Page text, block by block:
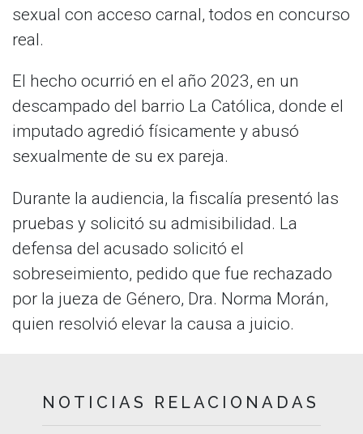
sexual con acceso carnal, todos en concurso
real.
El hecho ocurrió en el año 2023, en un
descampado del barrio La Católica, donde el
imputado agredió físicamente y abusó
sexualmente de su ex pareja.
Durante la audiencia, la fiscalía presentó las
pruebas y solicitó su admisibilidad. La
defensa del acusado solicitó el
sobreseimiento, pedido que fue rechazado
por la jueza de Género, Dra. Norma Morán,
quien resolvió elevar la causa a juicio.
NOTICIAS RELACIONADAS